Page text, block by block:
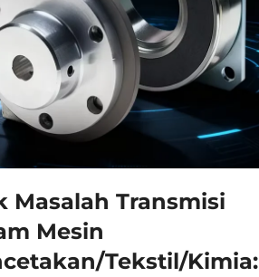
Masalah Transmisi
Mesin
Tekstil/Kimia: